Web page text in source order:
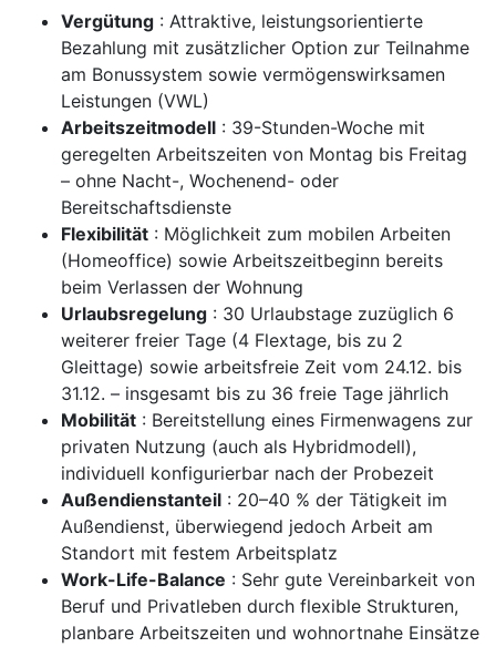
Vergütung : Attraktive, leistungsorientierte
Bezahlung mit zusätzlicher Option zur Teilnahme
am Bonussystem sowie vermögenswirksamen
Leistungen (VWL)
Arbeitszeitmodell : 39-Stunden-Woche mit
geregelten Arbeitszeiten von Montag bis Freitag
– ohne Nacht-, Wochenend- oder
Bereitschaftsdienste
Flexibilität : Möglichkeit zum mobilen Arbeiten
(Homeoffice) sowie Arbeitszeitbeginn bereits
beim Verlassen der Wohnung
Urlaubsregelung : 30 Urlaubstage zuzüglich 6
weiterer freier Tage (4 Flextage, bis zu 2
Gleittage) sowie arbeitsfreie Zeit vom 24.12. bis
31.12. – insgesamt bis zu 36 freie Tage jährlich
Mobilität : Bereitstellung eines Firmenwagens zur
privaten Nutzung (auch als Hybridmodell),
individuell konfigurierbar nach der Probezeit
Außendienstanteil : 20–40 % der Tätigkeit im
Außendienst, überwiegend jedoch Arbeit am
Standort mit festem Arbeitsplatz
Work-Life-Balance : Sehr gute Vereinbarkeit von
Beruf und Privatleben durch flexible Strukturen,
planbare Arbeitszeiten und wohnortnahe Einsätze